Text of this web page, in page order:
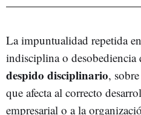
La impuntualidad repetida
indisciplina o desobediencia
despido disciplinario,
que afecta al correcto
empresarial o a la